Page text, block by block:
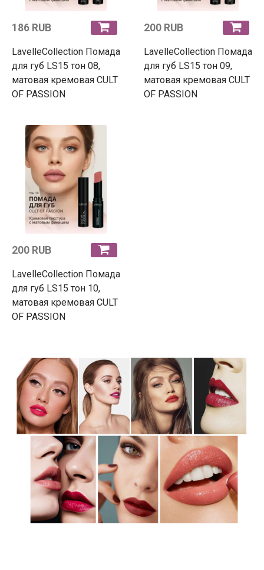
186 RUB
LavelleCollection Помада
для губ LS15 тон 08,
матовая кремовая CULT
OF PASSION
200 RUB
LavelleCollection Помада
для губ LS15 тон 09,
матовая кремовая CULT
OF PASSION
200 RUB
LavelleCollection Помада
для губ LS15 тон 10,
матовая кремовая CULT
OF PASSION